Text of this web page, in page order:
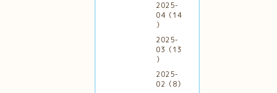
2025-
04（14
）
2025-
03（13
）
2025-
02（8）